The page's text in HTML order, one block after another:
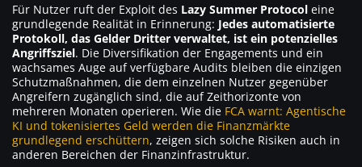
Für Nutzer ruft der Exploit des Lazy Summer Protocol eine
grundlegende Realität in Erinnerung: Jedes automatisierte
Protokoll, das Gelder Dritter verwaltet, ist ein potenzielles
Angriffsziel. Die Diversifikation der Engagements und ein
wachsames Auge auf verfügbare Audits bleiben die einzigen
Schutzmaßnahmen, die dem einzelnen Nutzer gegenüber
Angreifern zugänglich sind, die auf Zeithorizonte von
mehreren Monaten operieren. Wie die FCA warnt: Agentische
KI und tokenisiertes Geld werden die Finanzmärkte
grundlegend erschüttern, zeigen sich solche Risiken auch in
anderen Bereichen der Finanzinfrastruktur.